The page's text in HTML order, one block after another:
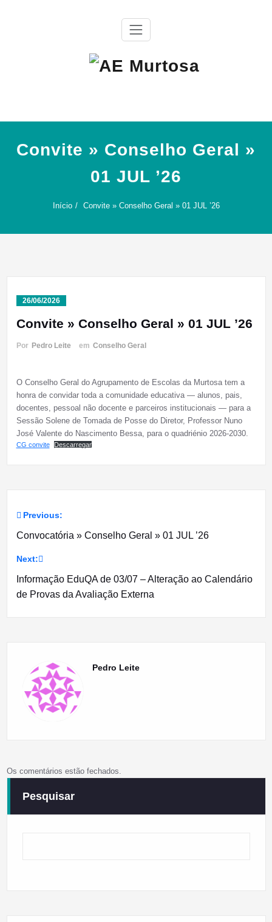
Convite » Conselho Geral »
01 JUL ’26
Início Convite » Conselho Geral » 01 JUL ’26
26/06/2026
Convite » Conselho Geral » 01 JUL ’26
Por Pedro Leite em Conselho Geral
O Conselho Geral do Agrupamento de Escolas da Murtosa tem a
honra de convidar toda a comunidade educativa — alunos, pais,
docentes, pessoal não docente e parceiros institucionais — para a
Sessão Solene de Tomada de Posse do Diretor, Professor Nuno
José Valente do Nascimento Bessa, para o quadriénio 2026-2030.
CG convite Descarregar
Navegação
artigos
Previous:
Convocatória » Conselho Geral » 01 JUL ’26
Next:
Informação EduQA de 03/07 – Alteração ao Calendário
de Provas da Avaliação Externa
Pedro Leite
Os comentários estão fechados.
Pesquisar